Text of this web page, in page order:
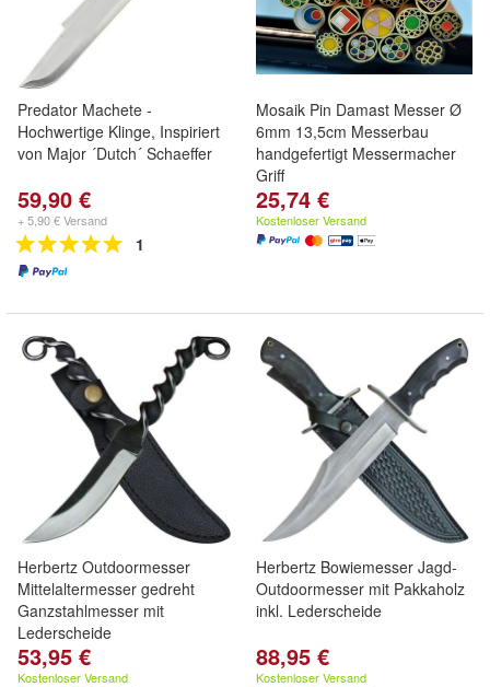
Predator Machete -
Hochwertige Klinge, Inspiriert
von Major ´Dutch´ Schaeffer
59,90 €
+ 5,90 € Versand
1
Mosaik Pin Damast Messer Ø
6mm 13,5cm Messerbau
handgefertigt Messermacher
Griff
25,74 €
Kostenloser Versand
Herbertz Outdoormesser
Mittelaltermesser gedreht
Ganzstahlmesser mit
Lederscheide
53,95 €
Kostenloser Versand
Herbertz Bowiemesser Jagd-
Outdoormesser mit Pakkaholz
inkl. Lederscheide
88,95 €
Kostenloser Versand